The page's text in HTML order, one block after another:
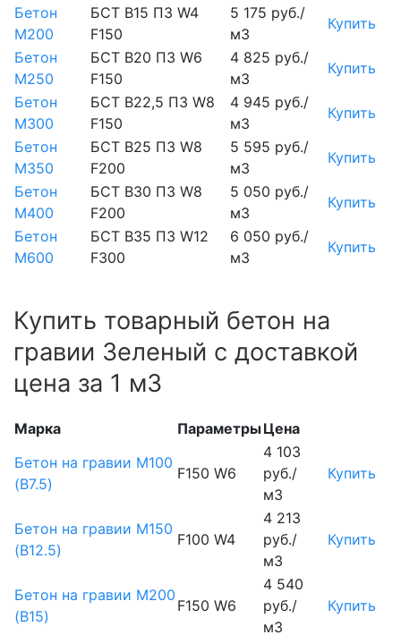
Бетон
М200
БСТ В15 П3 W4
F150
5 175 руб./
м3
Купить
Бетон
М250
БСТ В20 П3 W6
F150
4 825 руб./
м3
Купить
Бетон
М300
БСТ В22,5 П3 W8
F150
4 945 руб./
м3
Купить
Бетон
М350
БСТ В25 П3 W8
F200
5 595 руб./
м3
Купить
Бетон
М400
БСТ В30 П3 W8
F200
5 050 руб./
м3
Купить
Бетон
М600
БСТ В35 П3 W12
F300
6 050 руб./
м3
Купить
Купить товарный бетон на
гравии Зеленый с доставкой
цена за 1 м3
Марка ПараметрыЦена
Бетон на гравии М100
(B7.5)
F150 W6
4 103
руб./
м3
Купить
Бетон на гравии М150
(B12.5)
F100 W4
4 213
руб./
м3
Купить
Бетон на гравии М200
(B15)
F150 W6
4 540
руб./
м3
Купить